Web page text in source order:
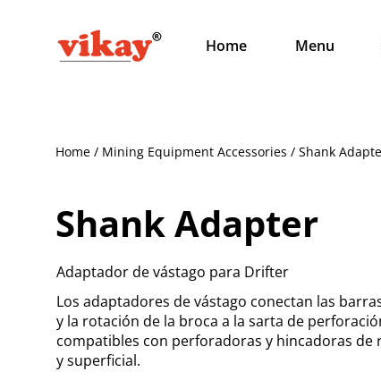
Home Menu
Home / Mining Equipment Accessories / Shank
Shank Adapter
Adaptador de vástago para Drifter
Los adaptadores de vástago conectan las
y la rotación de la broca a la sarta de
compatibles con perforadoras y hincadoras de
y superficial.